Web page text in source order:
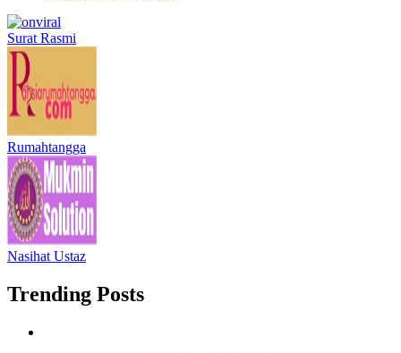
Surat Rasmi
Rumahtangga
Nasihat Ustaz
Trending Posts